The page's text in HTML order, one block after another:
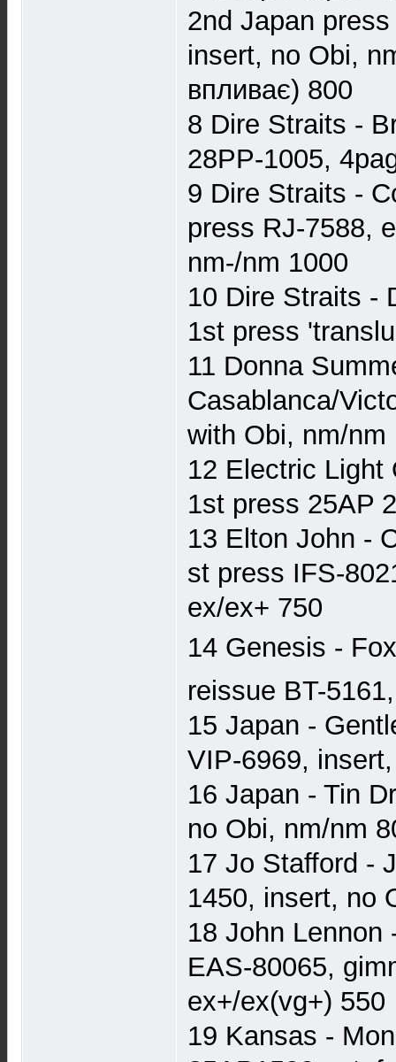
2nd Japan
insert, no Obi,
впливає) 800
8 Dire Straits -
28PP-1005,
9 Dire Straits -
press RJ-7588,
nm-/nm 1000
10 Dire Straits -
1st press
11 Donna
Casablanca/
with Obi, nm/nm
12 Electric Light
1st press 25AP
13 Elton John -
st press IFS-
ex/ex+ 750
14 Genesis -
reissue BT-
15 Japan -
VIP-6969,
16 Japan - Tin
no Obi, nm/nm
17 Jo Stafford -
1450, insert, no
18 John Lennon
EAS-80065,
ex+/ex(vg+) 550
19 Kansas -